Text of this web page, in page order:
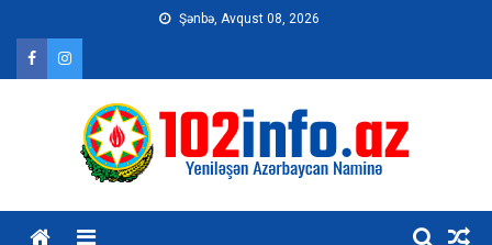
content
Şənbə, Avqust 08, 2026